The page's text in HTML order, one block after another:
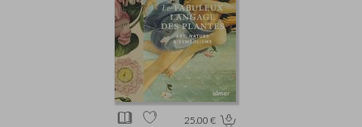
25.00 €